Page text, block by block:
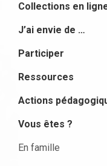
Collections en
J’ai envie de …
Participer
Ressources
Actions
Vous êtes ?
En famille